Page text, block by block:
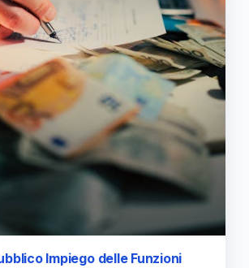
Impiego delle Funzioni